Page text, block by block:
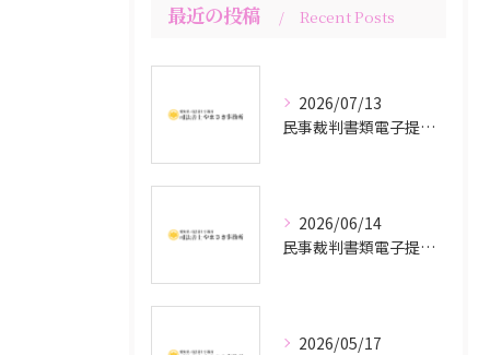
最近の投稿 Recent Posts
2026/07/13
民事裁判書類電子提出システム（mints）
2026/06/14
民事裁判書類電子提出システム
2026/05/17